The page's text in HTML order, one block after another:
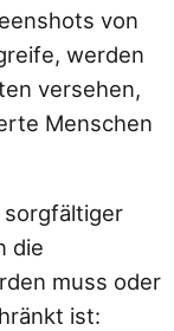
von
werden
versehen,
Menschen
sorgfältiger
die
muss oder
ist: